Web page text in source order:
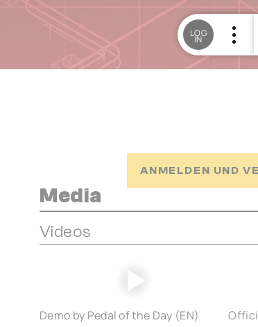
LOG
IN
ANMELDEN UND
Media
Videos
Demo by Pedal of the Day (EN)